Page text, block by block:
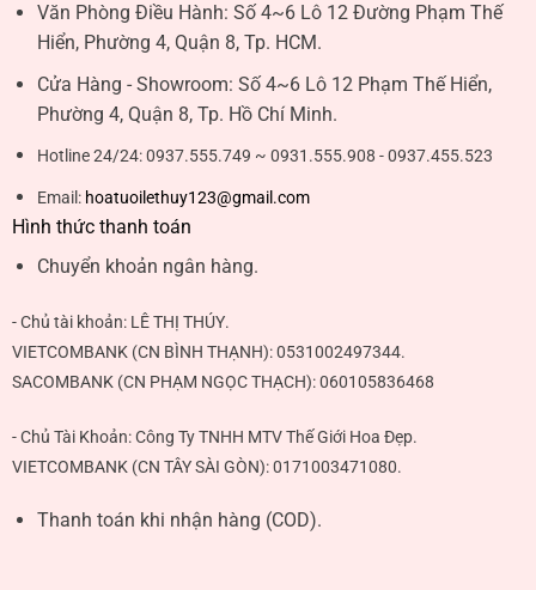
Văn Phòng Điều Hành: Số 4~6 Lô 12 Đường Phạm Thế
Hiển, Phường 4, Quận 8, Tp. HCM.
Cửa Hàng - Showroom: Số 4~6 Lô 12 Phạm Thế Hiển,
Phường 4, Quận 8, Tp. Hồ Chí Minh.
Hotline 24/24:0937.555.749 ~ 0931.555.908 - 0937.455.523
Email: hoatuoilethuy123@gmail.com
Hình thức thanh toán
Chuyển khoản ngân hàng.
- Chủ tài khoản: LÊ THỊ THÚY.
VIETCOMBANK (CN BÌNH THẠNH):0531002497344.
SACOMBANK (CN PHẠM NGỌC THẠCH):060105836468
- Chủ Tài Khoản: Công Ty TNHH MTV Thế Giới Hoa Đẹp.
VIETCOMBANK (CN TÂY SÀI GÒN):0171003471080.
Thanh toán khi nhận hàng (COD).